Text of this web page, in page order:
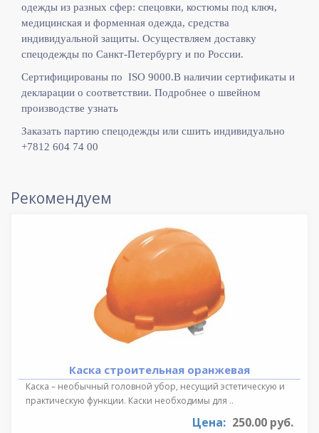
одежды из разных сфер: спецовки, костюмы под ключ,
медицинская и форменная одежда, средства
индивидуальной защиты. Осуществляем доставку
спецодежды по Санкт-Петербургу и по России.
Сертифицированы по ISO 9000.В наличии сертификаты и
декларации о соответствии. Подробнее о швейном
производстве узнать
Заказать партию спецодежды или сшить индивидуально
+7812 604 74 00
Рекомендуем
Каска строительная оранжевая
Каска – необычный головной убор, несущий эстетическую и
практическую функции. Каски необходимы для ..
Цена: 250.00 руб.